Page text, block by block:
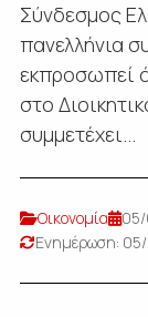
Σύνδεσμος
πανελλήνια
εκπροσωπεί
στο
συμμετέχει...
Οικονομία
Ενημέρωση: